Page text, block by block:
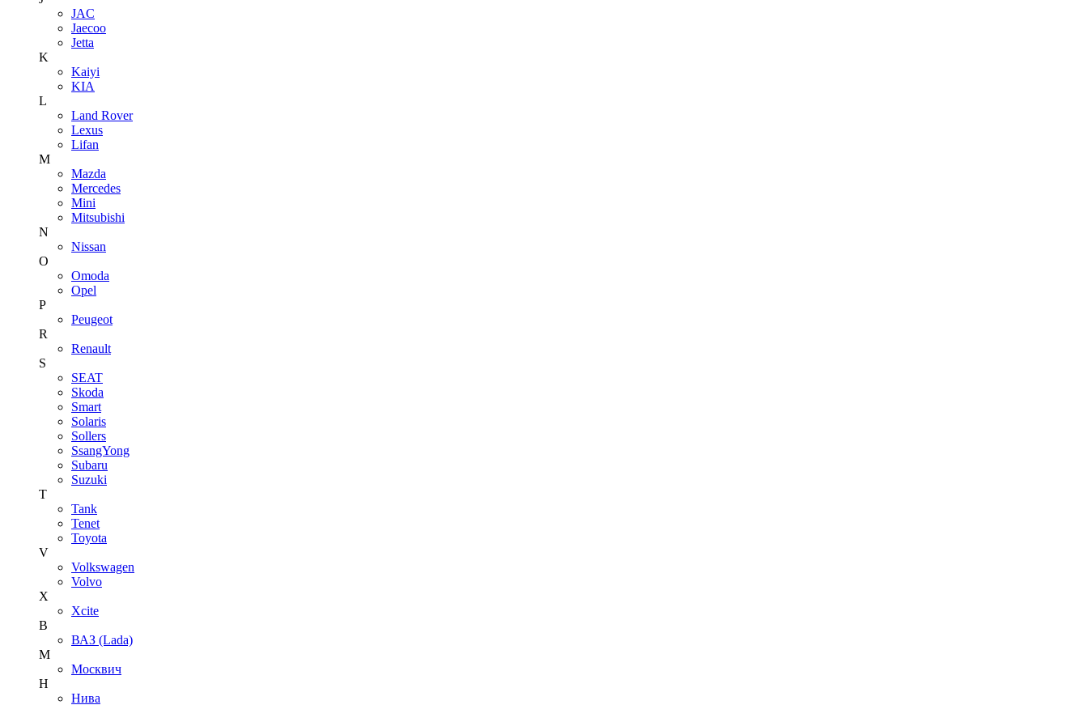
JAC
Jaecoo
Jetta
K
Kaiyi
KIA
L
Land Rover
Lexus
Lifan
M
Mazda
Mercedes
Mini
Mitsubishi
N
Nissan
O
Omoda
Opel
P
Peugeot
R
Renault
S
SEAT
Skoda
Smart
Solaris
Sollers
SsangYong
Subaru
Suzuki
T
Tank
Tenet
Toyota
V
Volkswagen
Volvo
X
Xcite
В
ВАЗ (Lada)
М
Москвич
Н
Нива